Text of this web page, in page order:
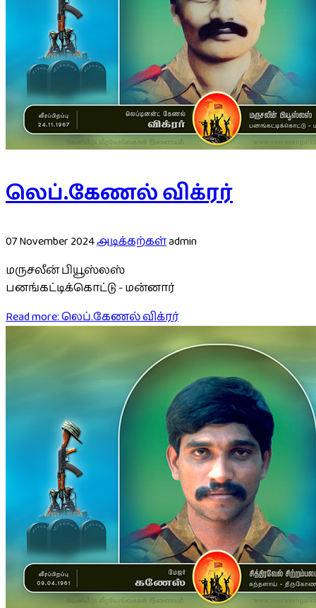
லெப்.கேணல் விக்ரர்
07 November 2024அடிக்கற்கள்admin
மருசலீன் பியூஸ்லஸ்
பனங்கட்டிக்கொட்டு - மன்னார்
Read more: லெப்.கேணல் விக்ரர்